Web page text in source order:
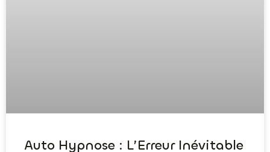
Auto Hypnose : L’Erreur Inévitable